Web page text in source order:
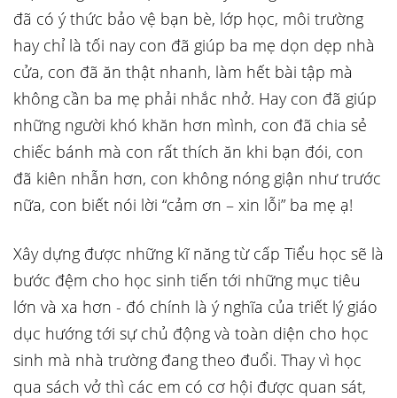
đã có ý thức bảo vệ bạn bè, lớp học, môi trường
hay chỉ là tối nay con đã giúp ba mẹ dọn dẹp nhà
cửa, con đã ăn thật nhanh, làm hết bài tập mà
không cần ba mẹ phải nhắc nhở. Hay con đã giúp
những người khó khăn hơn mình, con đã chia sẻ
chiếc bánh mà con rất thích ăn khi bạn đói, con
đã kiên nhẫn hơn, con không nóng giận như trước
nữa, con biết nói lời “cảm ơn – xin lỗi” ba mẹ ạ!
Xây dựng được những kĩ năng từ cấp Tiểu học sẽ là
bước đệm cho học sinh tiến tới những mục tiêu
lớn và xa hơn - đó chính là ý nghĩa của triết lý giáo
dục hướng tới sự chủ động và toàn diện cho học
sinh mà nhà trường đang theo đuổi. Thay vì học
qua sách vở thì các em có cơ hội được quan sát,